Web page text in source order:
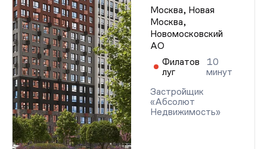
Москва, Новая
Москва,
Новомосковский
АО
Филатов
луг
10
минут
Застройщик
«Абсолют
Недвижимость»